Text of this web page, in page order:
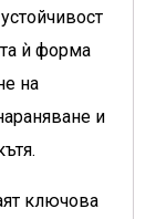
ѝ форма
на
и
ключова